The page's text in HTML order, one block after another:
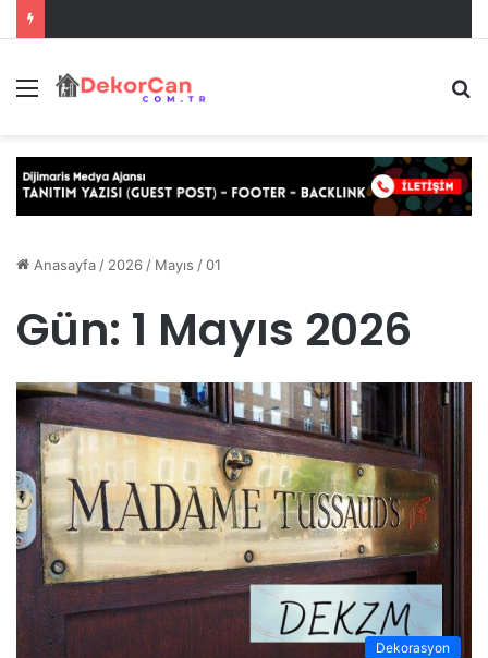
Menü
...
Anasayfa / 2026 / Mayıs /01
Gün: 1 Mayıs 2026
Dekorasyon